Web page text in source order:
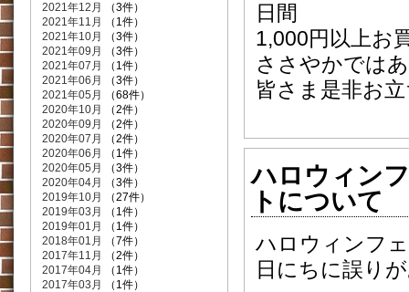
日間
1,000円以上お
ささやかでは
皆さま是非お
ハロウィン
トについて
ハロウィンフ
日にちに誤り
2021年12月
（3件）
2021年11月
（1件）
2021年10月
（3件）
2021年09月
（3件）
2021年07月
（1件）
2021年06月
（3件）
2021年05月
（68件）
2020年10月
（2件）
2020年09月
（2件）
2020年07月
（2件）
2020年06月
（1件）
2020年05月
（3件）
2020年04月
（3件）
2019年10月
（27件）
2019年03月
（1件）
2019年01月
（1件）
2018年01月
（7件）
2017年11月
（2件）
2017年04月
（1件）
2017年03月
（1件）